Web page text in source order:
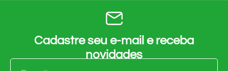
Cadastre seu e-mail e receba
novidades